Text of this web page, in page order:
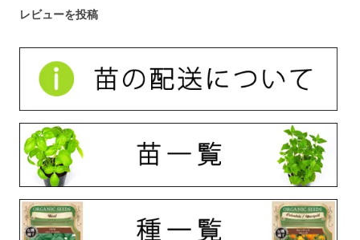
レビューを投稿